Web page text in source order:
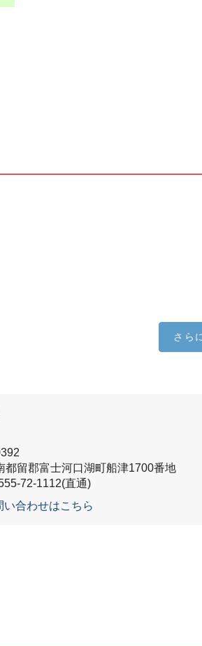
さら
都留郡富士河口湖町船津1700番地
72-1112(直通)
い合わせはこちら